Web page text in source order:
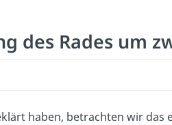
des Rades um
haben, betrachten wir das